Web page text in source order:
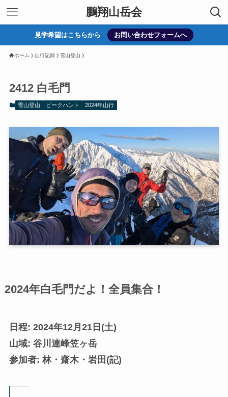
鵬翔山岳会
見学希望はこちらから お問い合わせフォームへ
ホーム 山行記録 雪山登山
2412 白毛門
雪山登山 ピークハント 2024年山行
2024年白毛門だよ！全員集合！
日程: 2024年12月21日(土)
山域: 谷川連峰笠ヶ岳
参加者: 林・齋木・岩田(記)